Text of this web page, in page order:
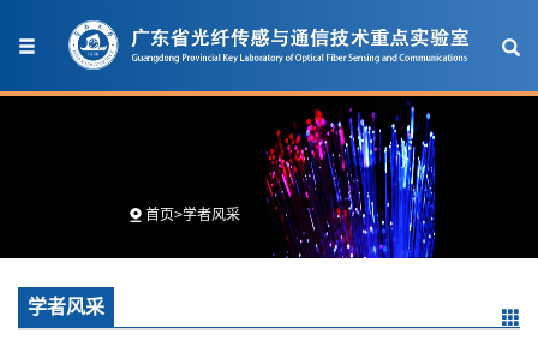
首页>学者风采
学者风采